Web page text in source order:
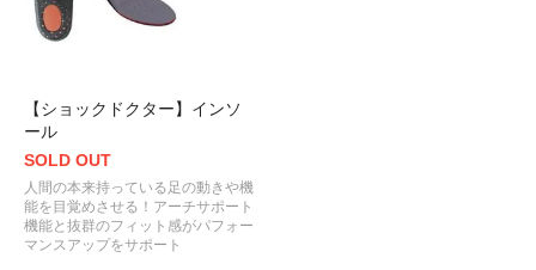
【ショックドクター】インソ
ール
SOLD OUT
人間の本来持っている足の動きや機
能を目覚めさせる！アーチサポート
機能と抜群のフィット感がパフォー
マンスアップをサポート